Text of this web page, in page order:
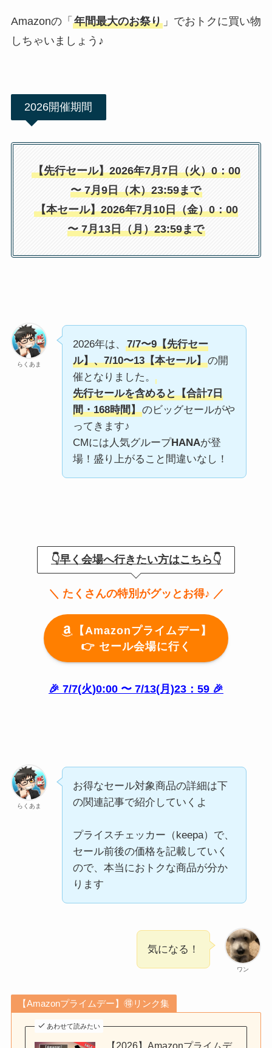
Amazonの「 年間最大のお祭り」でおトクに買い物
しちゃいましょう♪
2026開催期間
【先行セール】2026年7月7日（火）0：00
〜 7月9日（木）23:59まで
【本セール】2026年7月10日（金）0：00
〜 7月13日（月）23:59まで
らくあま
2026年は、
7/7〜9【先行セー
ル】、7/10〜13【本セール】の開
催となりました。
先行セールを含めると【合計7日
間・168時間】のビッグセールがや
ってきます♪
CMには人気グループHANAが登
場！盛り上がること間違いなし！
👇早く会場へ行きたい方はこちら👇
＼ たくさんの特別がグッとお得♪ ／
【Amazonプライムデー】
👉️ セール会場に行く
🎉 7/7(火)0:00 〜 7/13(月)23：59 🎉
らくあま
お得なセール対象商品の詳細は下
の関連記事で紹介していくよ
プライスチェッカー（keepa）で、
セール前後の価格を記載していく
ので、本当におトクな商品が分か
ります
ワン
気になる！
【Amazonプライムデー】🉐リンク集
あわせて読みたい
【2026】Amazonプライムデ